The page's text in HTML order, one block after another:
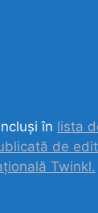
în lista
de
Twinkl.